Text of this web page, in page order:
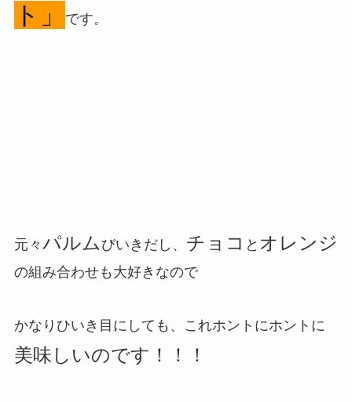
ト」
です。
元々 パルム びいきだし、 チョコ と オレンジ
の組み合わせも大好きなので
かなりひいき目にしても、これホントにホントに
美味しいのです！！！